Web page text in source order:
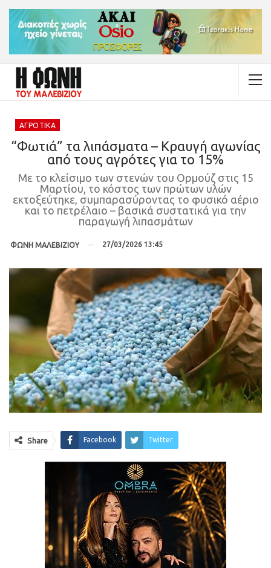
ΑΓΡΟΤΙΚΆ
“Φωτιά” τα λιπάσματα – Κραυγή αγωνίας
από τους αγρότες για το 15%
Με το κλείσιμο των στενών του Ορμούζ στις 15
Μαρτίου, το κόστος των πρώτων υλών
εκτοξεύτηκε, συμπαρασύροντας το φυσικό αέριο
και το πετρέλαιο – βασικά συστατικά για την
παραγωγή λιπασμάτων
ΦΩΝΗ ΜΑΛΕΒΙΖΙΟΥ 27/03/2026 13:45
Share Facebook Twitter